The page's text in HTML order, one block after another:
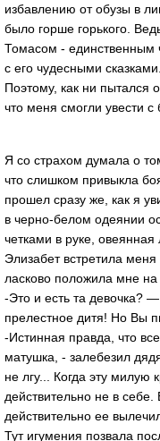
избавлению от обузы в
было горше горького.
Томасом - единственным
с его чудесными
Поэтому, как ни пытался
что меня смогли увести с
Я со страхом думала о
что слишком привыкла
прошел сразу же, как я
в черно-белом одеянии
четками в руке,
Элизабет встретила
ласково положила мне на
-Это и есть та девочка?
прелестное дитя! Но Вы
-Истинная правда, что
матушка, - залебезил
не лгу... Когда эту милую
действительно не в
действительно ее
Тут игумения позвала